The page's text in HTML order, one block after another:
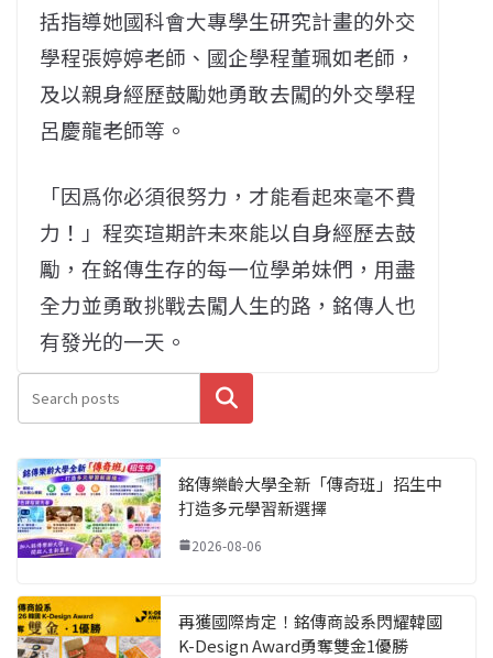
括指導她國科會大專學生研究計畫的外交
學程張婷婷老師、國企學程董珮如老師，
及以親身經歷鼓勵她勇敢去闖的外交學程
呂慶龍老師等。
「因爲你必須很努力，才能看起來毫不費
力！」程奕瑄期許未來能以自身經歷去鼓
勵，在銘傳生存的每一位學弟妹們，用盡
全力並勇敢挑戰去闖人生的路，銘傳人也
有發光的一天。
搜尋
銘傳樂齡大學全新「傳奇班」招生中
打造多元學習新選擇
2026-08-06
再獲國際肯定！銘傳商設系閃耀韓國
K-Design Award勇奪雙金1優勝